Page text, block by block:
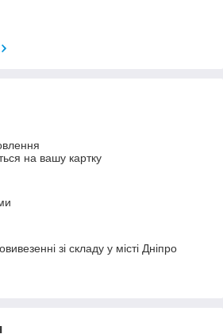
на вашу картку
зі складу у місті Дніпро